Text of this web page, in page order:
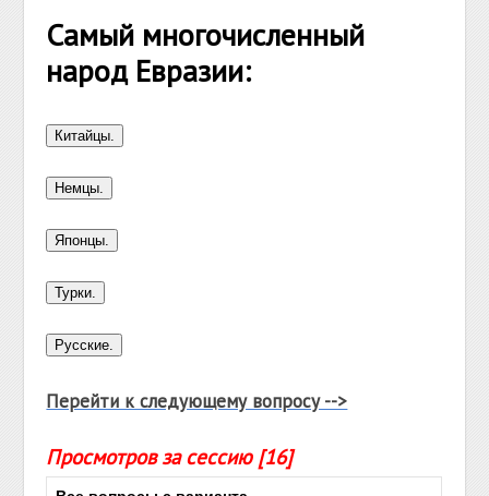
Самый многочисленный
народ Евразии:
Перейти к следующему вопросу -->
Просмотров за сессию [16]